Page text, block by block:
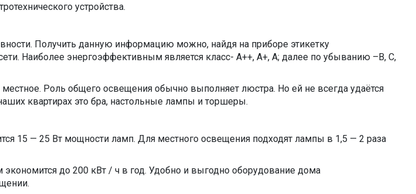
устройства.
Получить данную информацию можно, найдя на приборе этикетку
Наиболее энергоэффективным является класс- А++, А+, А; далее по убыванию –B, C,
Роль общего освещения обычно выполняет люстра. Но ей не всегда удаётся
квартирах это бра, настольные лампы и торшеры.
15 — 25 Вт мощности ламп. Для местного освещения подходят лампы в 1,5 — 2 раза
до 200 кВт / ч в год. Удобно и выгодно оборудование дома